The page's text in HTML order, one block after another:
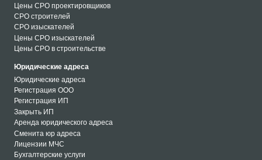
Цены СРО проектировщиков
СРО строителей
СРО изыскателей
Цены СРО изыскателей
Цены СРО в строительстве
Юридические адреса
Юридические адреса
Регистрация ООО
Регистрация ИП
Закрыть ИП
Аренда юридического адреса
Сменита юр адреса
Лицензии МЧС
Бухгалтерские услуги